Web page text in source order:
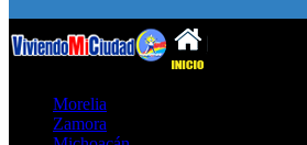
Morelia
Zamora